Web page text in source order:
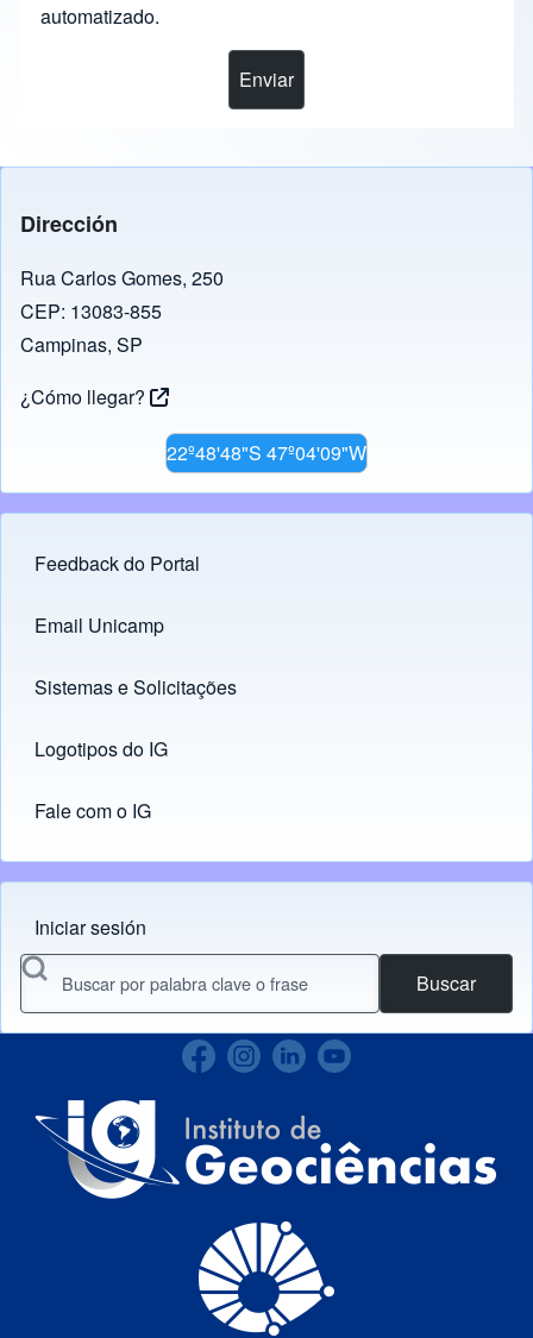
automatizado.
Dirección
Rua Carlos Gomes, 250
CEP: 13083-855
Campinas, SP
¿Cómo llegar?
22º48'48"S 47º04'09"W
Footer menu
Feedback do Portal
Links
Email Unicamp
(opens in new tab)
Sistemas e Solicitações
(opens in new tab)
Logotipos do IG
(opens in new tab)
Fale com o IG
Menu do usuário
Iniciar sesión
Buscar